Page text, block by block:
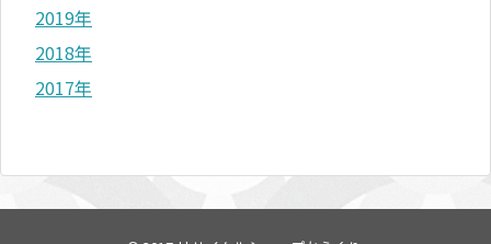
2019年
2018年
2017年